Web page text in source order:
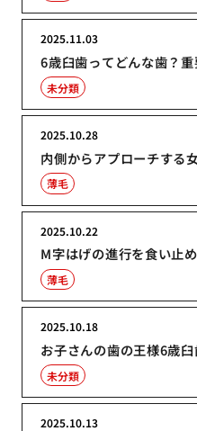
6歳臼歯ってどんな歯？
2025.11.03
未分類
内側からアプローチする
2025.10.28
薄毛
M字はげの進行を食い止
2025.10.22
薄毛
お子さんの歯の王様6歳
2025.10.18
未分類
2025.10.13